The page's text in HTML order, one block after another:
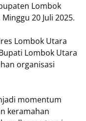
Lombok
20 Juli 2025.
Lombok Utara
Lombok Utara
organisasi
momentum
keramahan